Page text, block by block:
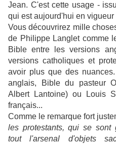
Jean. C'est cette usage -
qui est aujourd'hui en
Vous découvrirez mille
de Philippe Langlet comme
Bible entre les versions
versions catholiques et
avoir plus que des
anglais, Bible du pasteur
Albert Lantoine) ou Louis
français...
Comme le remarque fort
les protestants, qui se sont
tout l'arsenal d'objets